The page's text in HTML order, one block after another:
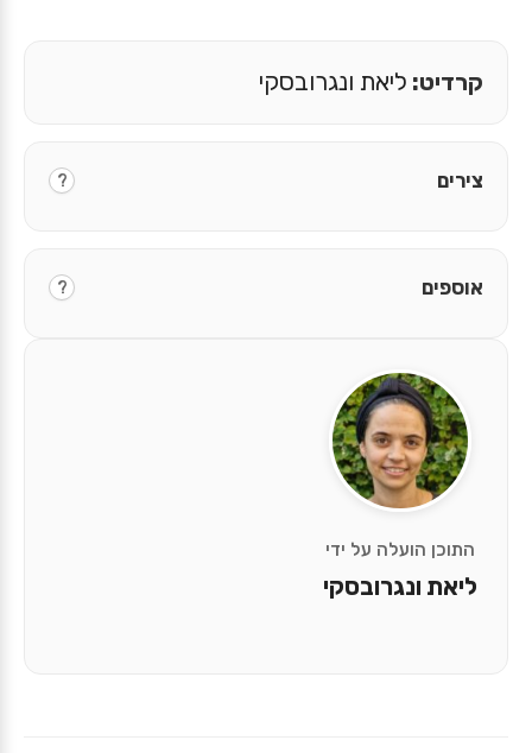
התוכן הועלה על ידי
ליאת ונגרובסקי
קרדיט: ליאת ונגרובסקי
צירים ?
אוספים ?